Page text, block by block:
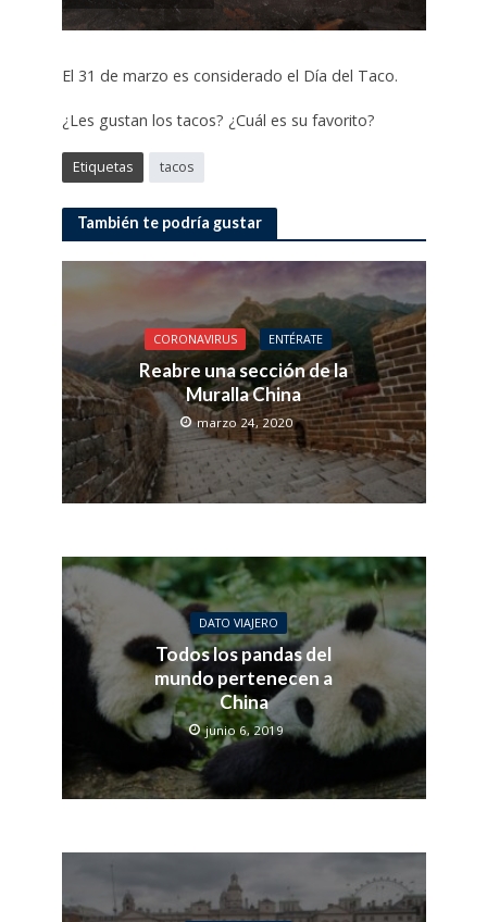
El 31 de marzo es considerado el Día del Taco.
¿Les gustan los tacos? ¿Cuál es su favorito?
Etiquetas tacos
También te podría gustar
CORONAVIRUS ENTÉRATE
Reabre una sección de la
Muralla China
marzo 24, 2020
DATO VIAJERO
Todos los pandas del
mundo pertenecen a
China
junio 6, 2019